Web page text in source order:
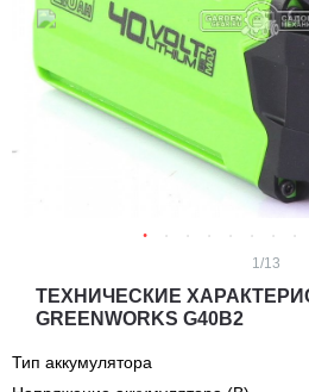
1/13
ТЕХНИЧЕСКИЕ
GREENWORKS G40B2
Тип аккумулятора